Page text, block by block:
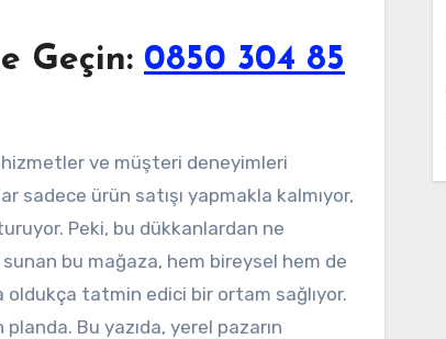
Geçin: 0850 304 85
hizmetler ve müşteri deneyimleri
sadece ürün satışı yapmakla kalmıyor,
Peki, bu dükkanlardan ne
bu mağaza, hem bireysel hem de
oldukça tatmin edici bir ortam sağlıyor.
Bu yazıda, yerel pazarın